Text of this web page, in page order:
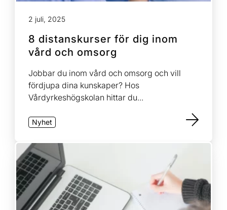
Specialistundersköterska inom vård och
omsorg av äldre
2 juli, 2025
8 distanskurser för dig inom
vård och omsorg
Jobbar du inom vård och omsorg och vill
fördjupa dina kunskaper? Hos
Vårdyrkeshögskolan hittar du...
Nyhet